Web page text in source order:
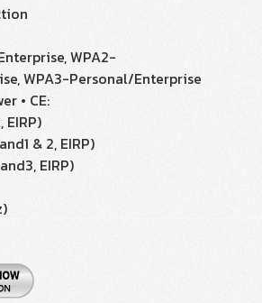
WPA2-
WPA3-Personal/Enterprise
• CE:
EIRP)
& 2, EIRP)
EIRP)